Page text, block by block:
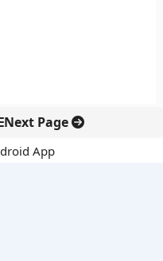
Next Page
App